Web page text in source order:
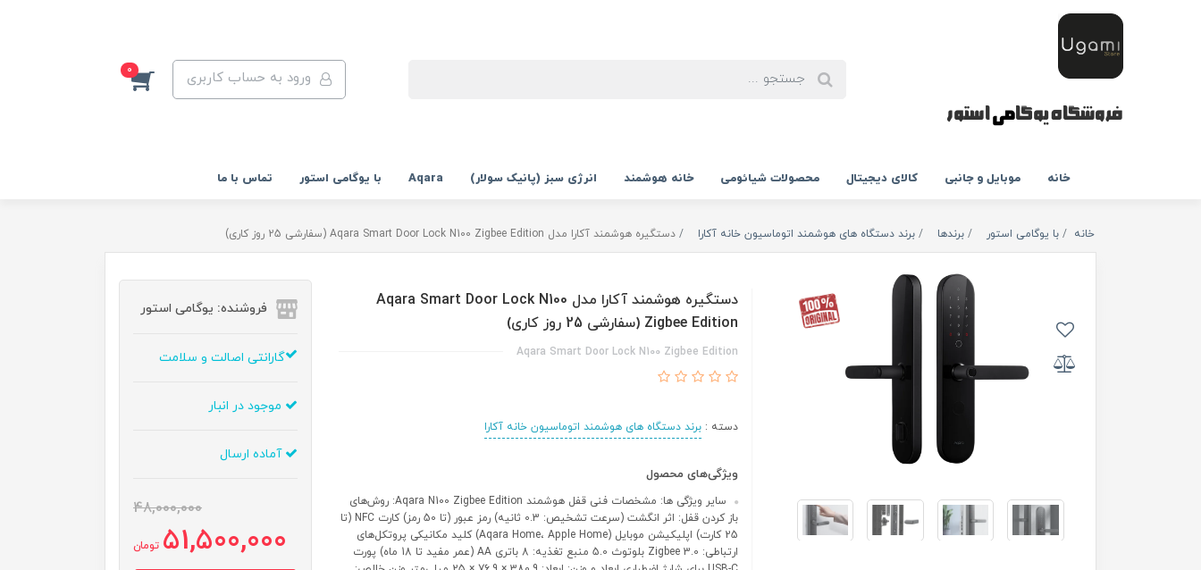
فروشگاه یوگامیاستور
ورود به حساب کاربری 0
خانه موبایل و جانبی کالای دیجیتال محصولات شیائومی خانه هوشمند انرژی سبز (پانیک سولار) Aqara با یوگامی استور تماس با ما
خانه با یوگامی استور برندها برند دستگاه های هوشمند اتوماسیون خانه آکارا دستگیره هوشمند آکارا مدل Aqara Smart Door Lock N100 Zigbee Edition (سفارشی 25 روز کاری)
دستگیره هوشمند آکارا مدل Aqara Smart Door Lock N100
Zigbee Edition (سفارشی 25 روز کاری)
Aqara Smart Door Lock N100 Zigbee Edition
دسته :برند دستگاه های هوشمند اتوماسیون خانه آکارا
ویژگی‌های محصول
سایر ویژگی ها: مشخصات فنی قفل هوشمند Aqara N100 Zigbee Edition: روش‌های
باز کردن قفل: اثر انگشت (سرعت تشخیص: 0.3 ثانیه) رمز عبور (تا 50 رمز) کارت NFC (تا
25 کارت) اپلیکیشن موبایل (Aqara Home، Apple Home) کلید مکانیکی پروتکل‌های
ارتباطی: Zigbee 3.0 بلوتوث 5.0 منبع تغذیه: 8 باتری AA (عمر مفید تا 18 ماه) پورت
فروشنده: یوگامی استور
گارانتی اصالت و سلامت
موجود در انبار
آماده ارسال
48,000,000
51,500,000 تومان